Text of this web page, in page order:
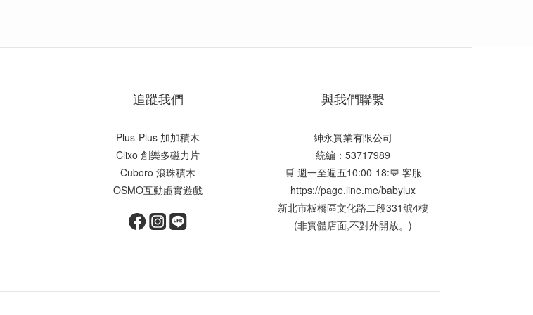
追蹤我們
Plus-Plus 加加積木
Clixo 創樂多磁力片
Cuboro 滾珠積木
OSMO互動虛實遊戲
與我們聯繫
紳永實業有限公司
統編：53717989
🛒 週一至週五10:00-18:💬 客服
https://page.line.me/babylux
新北市板橋區文化路二段331號4樓
(非實體店面,不對外開放。)